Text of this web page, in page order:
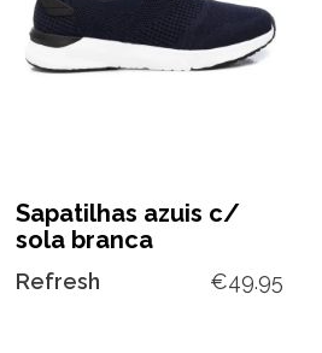
Sapatilhas azuis c/
sola branca
Refresh €49.95